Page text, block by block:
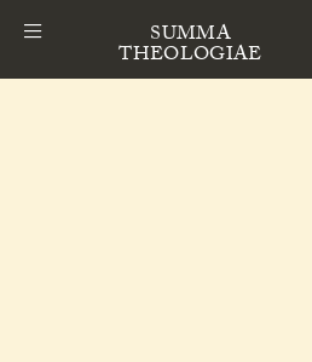
SUMMA
THEOLOGIAE